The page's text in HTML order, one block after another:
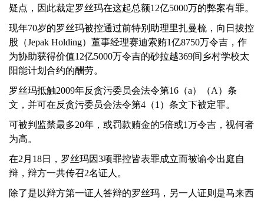
疑点，因此裁定罗丝玛在这起总额12亿5000万的弊案有罪。
现年70岁的罗丝玛被控通过前特别助理里扎曼梳，向日拔控
股（Jepak Holding）董事经理赛迪索贿1亿8750万令吉，作
为协助获得价值12亿5000万令吉的砂拉越369间乡村学校太
阳能计划合约的酬劳。
罗丝玛抵触2009年反贪污委员会法令第16（a）（A）条
文，并可在反贪污委员会法令第4（1）条文下被定罪。
可被判监禁最多20年，或罚款贿金的5倍或1万令吉，视何者
为高。
在2月18日，罗丝玛因3项罪控皆表罪成立而被谕令出庭自
辩，辩方一共传召2名证人。
除了是以辩方第一证人答辩的罗丝玛，另一人证则是马来西